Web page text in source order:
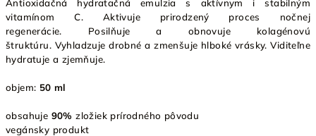
Antioxidačná hydratačná emulzia s aktívnym i stabilným
vitamínom C. Aktivuje prirodzený proces nočnej
regenerácie. Posilňuje a obnovuje kolagénovú
štruktúru. Vyhladzuje drobné a zmenšuje hlboké vrásky. Viditeľne
hydratuje a zjemňuje.
objem: 50 ml
obsahuje 90% zložiek prírodného pôvodu
vegánsky produkt